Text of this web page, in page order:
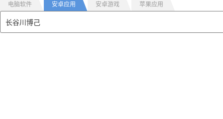
电脑软件 安卓应用 安卓游戏 苹果应用